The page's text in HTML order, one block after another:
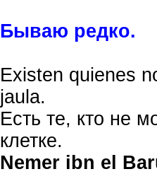
Бываю редко.
Existen quienes
jaula.
Есть те, кто не
клетке.
Nemer ibn el